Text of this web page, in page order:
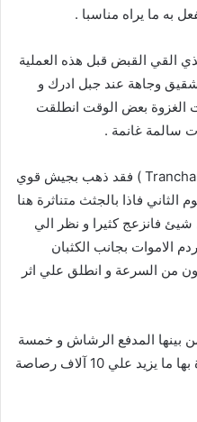
به ما يراه مناسبا .
القي القبض قبل هذه العملية
وجاهة عند جبل ادرك و
الغزوة بعض الوقت انطلقت
سالمة غانمة .
و اما حاكم دائرة اطار اترانشان ( Tranchant ) فقد ذهب بجيش قوي
الثاني فاذا بالجثث متناثرة هنا
فانزعج كثيرا و نظر الي
الاموات بجانب الكثبان
من السرعة و انطلق علي اثر
بينها المدفع الرشاش و خمسة
و اربعين جملا و صناديق من الذخيرة بها ما يزيد علي 10 آلاف رصاصة